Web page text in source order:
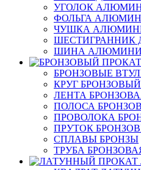
УГОЛОК
ФОЛЬГА
ЧУШКА
ШЕСТИГРАННИК
ШИНА
БРОНЗОВЫЕ
КРУГ БРОНЗОВЫЙ
ЛЕНТА
ПОЛОСА
ПРОВОЛОКА
ПРУТОК
СПЛАВЫ БРОНЗЫ
ТРУБА